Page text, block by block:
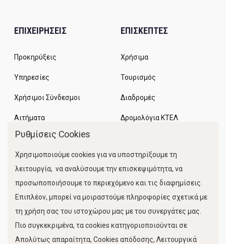
ΕΠΙΧΕΙΡΗΣΕΙΣ
Προκηρύξεις
Υπηρεσίες
Χρήσιμοι Σύνδεσμοι
Αιτήματα
ΕΠΙΣΚΕΠΤΕΣ
Χρήσιμα
Τουρισμός
Διαδρομές
Δρομολόγια ΚΤΕΛ
Κίνηση Λιμένος
Ρυθμίσεις Cookies
Χρησιμοποιούμε cookies για να υποστηρίξουμε τη
λειτουργία, να αναλύσουμε την επισκεψιμότητα, να
προσωποποιήσουμε το περιεχόμενο και τις διαφημίσεις.
Επιπλέον, μπορεί να μοιραστούμε πληροφορίες σχετικά με
τη χρήση σας του ιστοχώρου μας με του συνεργάτες μας.
Πιο συγκεκριμένα, τα cookies κατηγοριοποιούνται σε
Απολύτως απαραίτητα, Cookies απόδοσης, Λειτουργικά